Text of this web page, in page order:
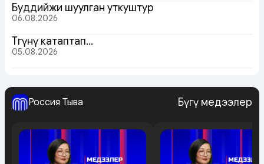
Буддийжи шуулган уткуштур
06.08.2026
Төөгүнү катаптап…
05.08.2026
Россия Тыва Бүгү медээлер